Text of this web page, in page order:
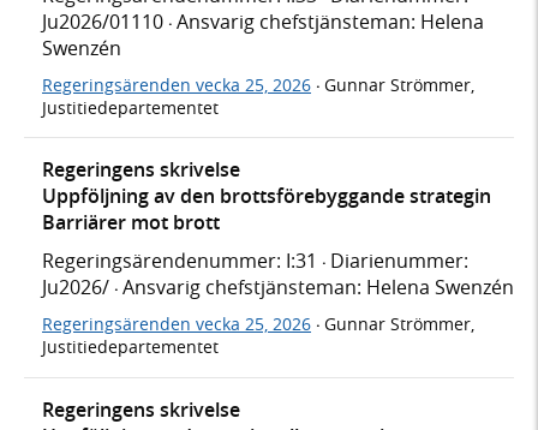
Ju2026/01110 · Ansvarig chefstjänsteman: Helena
Swenzén
Regeringsärenden vecka 25, 2026 · Gunnar Strömmer,
Justitiedepartementet
Regeringens skrivelse
Uppföljning av den brottsförebyggande strategin
Barriärer mot brott
Regeringsärendenummer: I:31 · Diarienummer:
Ju2026/ · Ansvarig chefstjänsteman: Helena Swenzén
Regeringsärenden vecka 25, 2026 · Gunnar Strömmer,
Justitiedepartementet
Regeringens skrivelse